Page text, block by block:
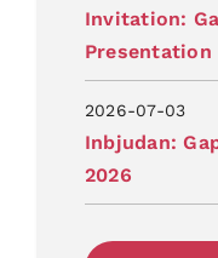
Invitation:
Presentation
2026-07-03
Inbjudan:
2026